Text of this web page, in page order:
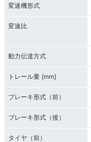
変速機形式
変速比
動力伝達方式
トレール量 (mm)
ブレーキ形式（前）
ブレーキ形式（後）
タイヤ（前）